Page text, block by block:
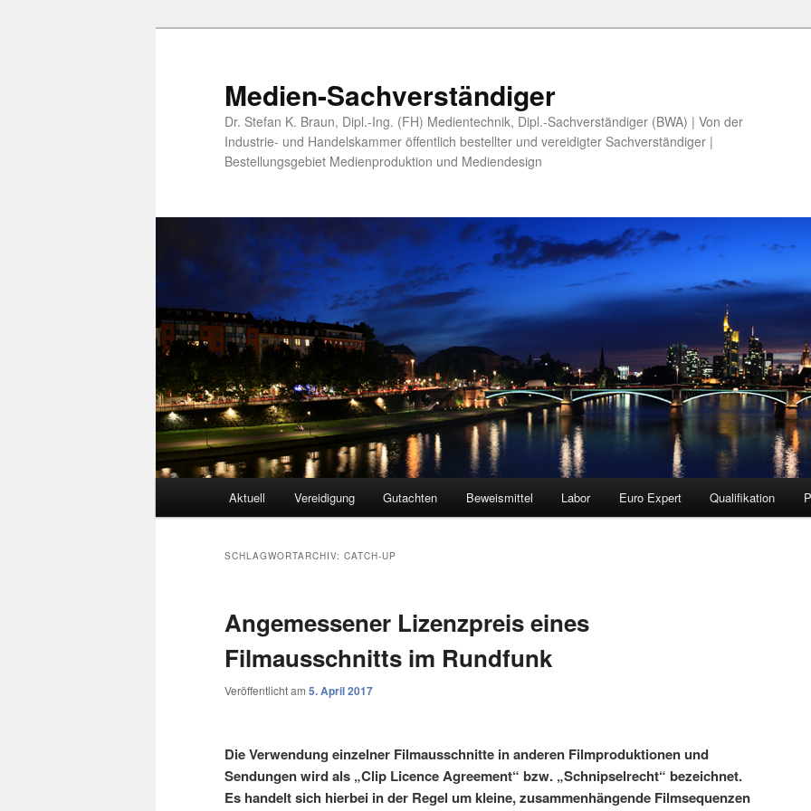
Medien-Sachverständiger
Dr. Stefan K. Braun, Dipl.-Ing. (FH) Medientechnik, Dipl.-Sachverständiger (BWA) | Von der
Industrie- und Handelskammer öffentlich bestellter und vereidigter Sachverständiger |
Bestellungsgebiet Medienproduktion und Mediendesign
Aktuell Vereidigung Gutachten Beweismittel Labor Euro Expert Qualifikation
SCHLAGWORTARCHIV: CATCH-UP
Angemessener Lizenzpreis eines
Filmausschnitts im Rundfunk
Veröffentlicht am 5. April 2017
Die Verwendung einzelner Filmausschnitte in anderen Filmproduktionen und
Sendungen wird als „Clip Licence Agreement“ bzw. „Schnipselrecht“ bezeichnet.
Es handelt sich hierbei in der Regel um kleine, zusammenhängende Filmsequenzen